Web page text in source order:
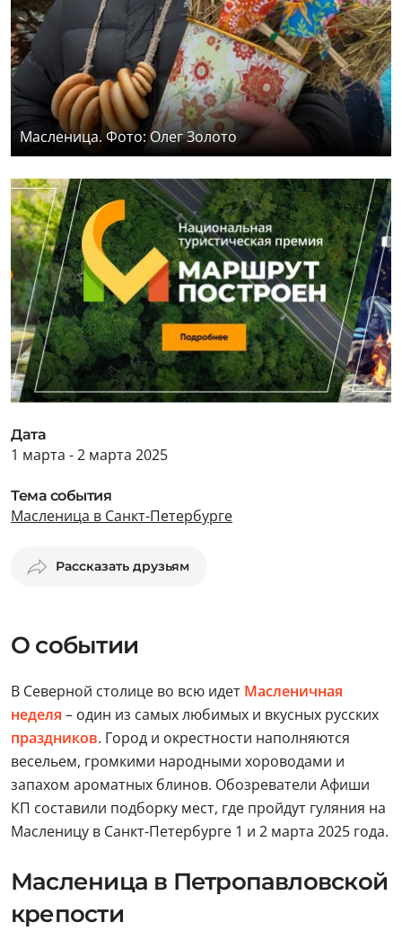
Масленица. Фото: Олег Золото
Дата
1 марта - 2 марта 2025
Тема события
Масленица в Санкт-Петербурге
Рассказать друзьям
О событии
В Северной столице во всю идет Масленичная
неделя – один из самых любимых и вкусных русских
праздников. Город и окрестности наполняются
весельем, громкими народными хороводами и
запахом ароматных блинов. Обозреватели Афиши
КП составили подборку мест, где пройдут гуляния на
Масленицу в Санкт-Петербурге 1 и 2 марта 2025 года.
Масленица в Петропавловской
крепости